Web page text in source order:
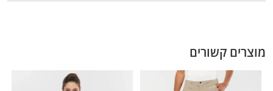
מוצרים קשורים